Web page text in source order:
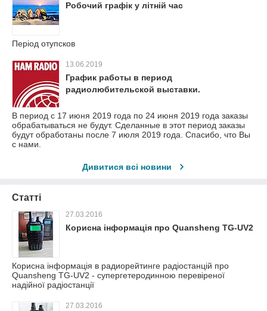
Робочий графік у літній час
Період отупсков
13.06.2019
График работы в период
радиолюбительской выставки.
В период с 17 июня 2019 года по 24 июня 2019 года заказы
обрабатываться не будут. Сделанные в этот период заказы
будут обработаны после 7 июля 2019 года. Спасибо, что Вы
с нами.
Дивитися всі новини
Статті
27.03.2016
Корисна інформація про Quansheng TG-UV2
Корисна інформація в радиорейтинге радіостанцій про
Quansheng TG-UV2 - супергетеродинною перевіреної
надійної радіостанції
27.03.2016